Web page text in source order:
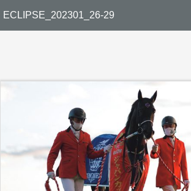
ECLIPSE_202301_26-29